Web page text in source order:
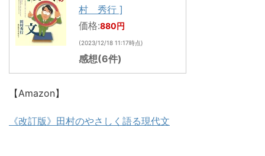
村 秀行 ]
価格:880円
(2023/12/18 11:17時点)
感想(6件)
【Amazon】
《改訂版》田村のやさしく語る現代文